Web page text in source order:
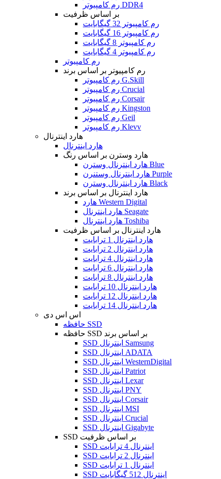
رم کامپیوتر DDR4
بر اساس ظرفیت
رم کامپیوتر 32 گیگابایت
رم کامپیوتر 16 گیگابایت
رم کامپیوتر 8 گیگابایت
رم کامپیوتر 4 گیگابایت
رم کامپیوتر
رم کامپیوتر بر اساس برند
رم کامپیوتر G.Skill
رم کامپیوتر Crucial
رم کامپیوتر Corsair
رم کامپیوتر Kingston
رم کامپیوتر Geil
رم کامپیوتر Klevv
هارد اینترنال
هارد اینترنال
هارد وسترن بر اساس رنگ
هارد اینترنال وسترن Blue
هارد اینترنال وستنرن Purple
هارد اینترنال وسترن Black
هارد اینترنال بر اساس برند
هارد Western Digital
هارد اینترنال Seagate
هارد اینترنال Toshiba
هارد اینترنال بر اساس ظرفیت
هارد اینترنال 1 ترابایت
هارد اینترنال 2 ترابایت
هارد اینترنال 4 ترابایت
هارد اینترنال 6 ترابایت
هارد اینترنال 8 ترابایت
هارد اینترنال 10 ترابایت
هارد اینترنال 12 ترابایت
هارد اینترنال 14 ترابایت
اس اس دی
حافظه SSD
حافظه SSD بر اساس برند
SSD اینترنال Samsung
SSD اینترنال ADATA
SSD اینترنال WesternDigital
SSD اینترنال Patriot
SSD اینترنال Lexar
SSD اینترنال PNY
SSD اینترنال Corsair
SSD اینترنال MSI
SSD اینترنال Crucial
SSD اینترنال Gigabyte
SSD بر اساس ظرفیت
SSD اینترنال 4 ترابایت
SSD اینترنال 2 ترابایت
SSD اینترنال 1 ترابایت
SSD اینترنال 512 گیگابایت